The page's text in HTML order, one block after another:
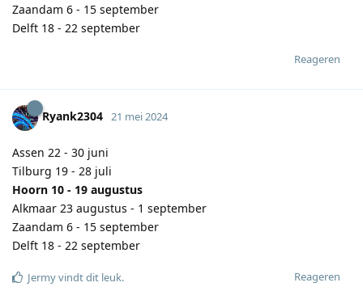
Zaandam 6 - 15 september
Delft 18 - 22 september
Reageren
Ryank2304 21 mei 2024
Assen 22 - 30 juni
Tilburg 19 - 28 juli
Hoorn 10 - 19 augustus
Alkmaar 23 augustus - 1 september
Zaandam 6 - 15 september
Delft 18 - 22 september
Reageren
Jermyvindt dit leuk.